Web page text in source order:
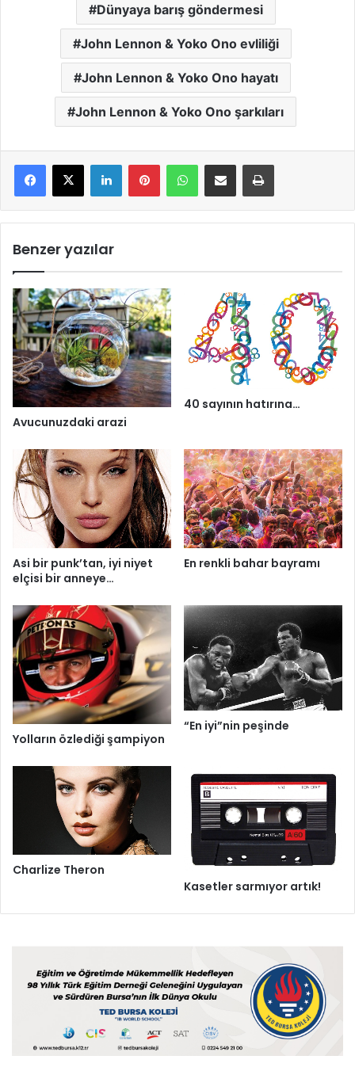
Dünyaya barış göndermesi
John Lennon & Yoko Ono evliliği
John Lennon & Yoko Ono hayatı
John Lennon & Yoko Ono şarkıları
Benzer yazılar
Avucunuzdaki arazi
40 sayının hatırına…
Asi bir punk’tan, iyi niyet
elçisi bir anneye…
En renkli bahar bayramı
Yolların özlediği şampiyon
“En iyi”nin peşinde
Charlize Theron
Kasetler sarmıyor artık!